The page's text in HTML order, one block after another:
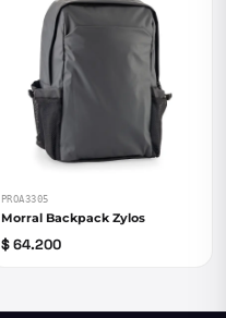
PROA3305
Morral Backpack Zylos
$ 64.200